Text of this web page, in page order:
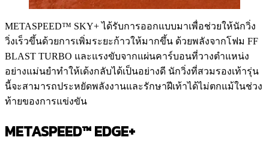
METASPEED™ SKY+ ได้รับการออกแบบมาเพื่อช่วยให้นักวิ่ง
วิ่งเร็วขึ้นด้วยการเพิ่มระยะก้าวให้มากขึ้น ด้วยพลังจากโฟม FF
BLAST TURBO และแรงขับจากแผ่นคาร์บอนที่วางตำแหน่ง
อย่างแม่นยำทำให้เด้งกลับได้เป็นอย่างดี นักวิ่งที่สวมรองเท้ารุ่น
นี้จะสามารถประหยัดพลังงานและรักษาฝีเท้าได้ไม่ตกแม้ในช่วง
ท้ายของการแข่งขัน
METASPEED™ EDGE+